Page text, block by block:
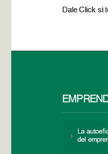
Dale Click si
La
del